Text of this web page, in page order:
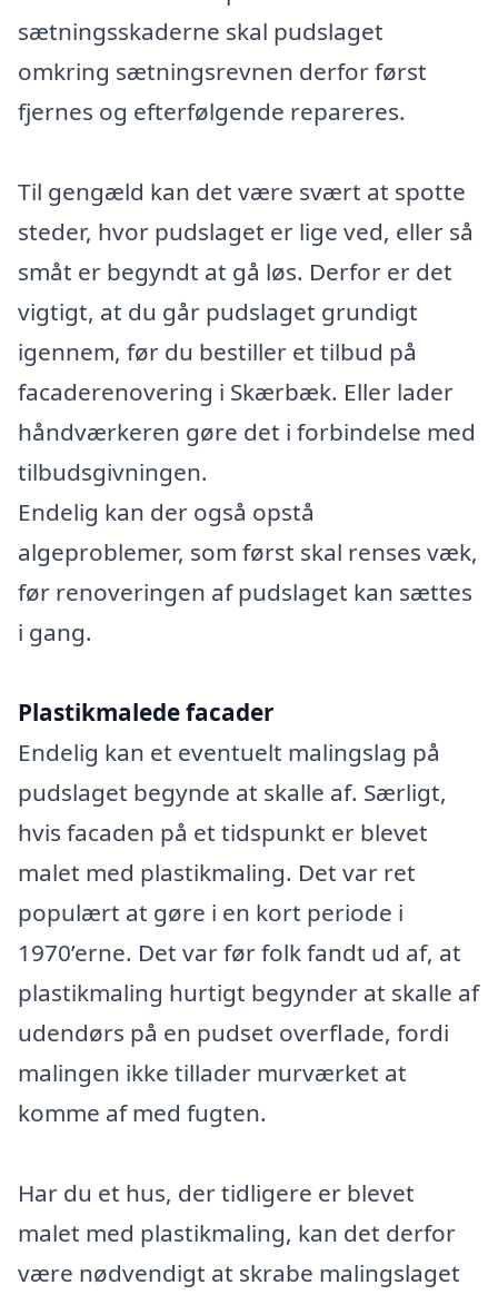
sætningsskaderne skal pudslaget
omkring sætningsrevnen derfor først
fjernes og efterfølgende repareres.
Til gengæld kan det være svært at spotte
steder, hvor pudslaget er lige ved, eller så
småt er begyndt at gå løs. Derfor er det
vigtigt, at du går pudslaget grundigt
igennem, før du bestiller et tilbud på
facaderenovering i Skærbæk. Eller lader
håndværkeren gøre det i forbindelse med
tilbudsgivningen.
Endelig kan der også opstå
algeproblemer, som først skal renses væk,
før renoveringen af pudslaget kan sættes
i gang.
Plastikmalede facader
Endelig kan et eventuelt malingslag på
pudslaget begynde at skalle af. Særligt,
hvis facaden på et tidspunkt er blevet
malet med plastikmaling. Det var ret
populært at gøre i en kort periode i
1970’erne. Det var før folk fandt ud af, at
plastikmaling hurtigt begynder at skalle af
udendørs på en pudset overflade, fordi
malingen ikke tillader murværket at
komme af med fugten.
Har du et hus, der tidligere er blevet
malet med plastikmaling, kan det derfor
være nødvendigt at skrabe malingslaget